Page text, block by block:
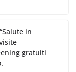
in
gratuiti